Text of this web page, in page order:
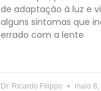
de adaptação à luz e
alguns sintomas que
errado com a lente
Dr. Ricardo Filippo maio 8,